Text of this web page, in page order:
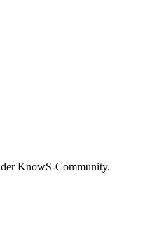
KnowS-Community.